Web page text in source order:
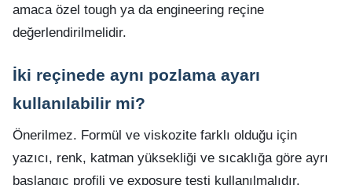
amaca özel tough ya da engineering reçine
değerlendirilmelidir.
İki reçinede aynı pozlama ayarı
kullanılabilir mi?
Önerilmez. Formül ve viskozite farklı olduğu için
yazıcı, renk, katman yüksekliği ve sıcaklığa göre ayrı
başlangıç profili ve exposure testi kullanılmalıdır.